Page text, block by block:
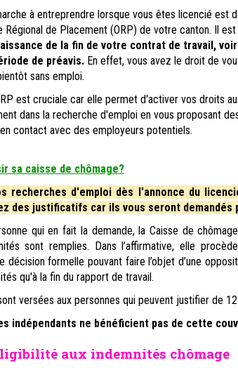
à entreprendre lorsque vous êtes licencié est
Régional de Placement (ORP) de votre canton. Il
de la fin de votre contrat de travail,
de préavis.En effet, vous avez le droit de
sans emploi.
est cruciale car elle permet d'activer vos droits
dans la recherche d'emploi en vous proposant
contact avec des employeurs potentiels.
sa caisse de chômage?
recherches d'emploi dès l'annonce du
des justificatifs car ils vous seront demandés
qui en fait la demande, la Caisse de
sont remplies. Dans l’affirmative, elle
décision formelle pouvant faire l’objet d’une
qu'à la fin du rapport de travail.
versées aux personnes qui peuvent justifier de
indépendants ne bénéficient pas de cette
aux indemnités chômage